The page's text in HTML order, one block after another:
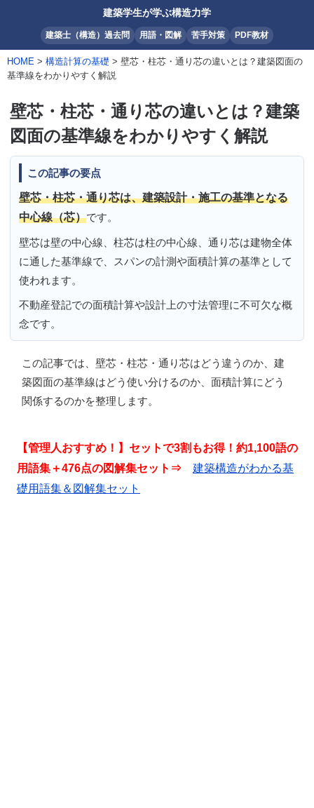
建築学生が学ぶ構造力学
建築士（構造）過去問 用語・図解 苦手対策 PDF教材
HOME > 構造計算の基礎 > 壁芯・柱芯・通り芯の違いとは？建築図面の
基準線をわかりやすく解説
壁芯・柱芯・通り芯の違いとは？建築
図面の基準線をわかりやすく解説
この記事の要点
壁芯・柱芯・通り芯は、建築設計・施工の基準となる
中心線（芯）です。
壁芯は壁の中心線、柱芯は柱の中心線、通り芯は建物全体
に通した基準線で、スパンの計測や面積計算の基準として
使われます。
不動産登記での面積計算や設計上の寸法管理に不可欠な概
念です。
この記事では、 壁芯・柱芯・通り芯はどう違うのか、建
築図面の基準線はどう使い分けるのか、面積計算にどう
関係するのかを整理します。
【管理人おすすめ！】セットで3割もお得！約1,100語の
用語集＋476点の図解集セット⇒ 建築構造がわかる基
礎用語集＆図解集セット